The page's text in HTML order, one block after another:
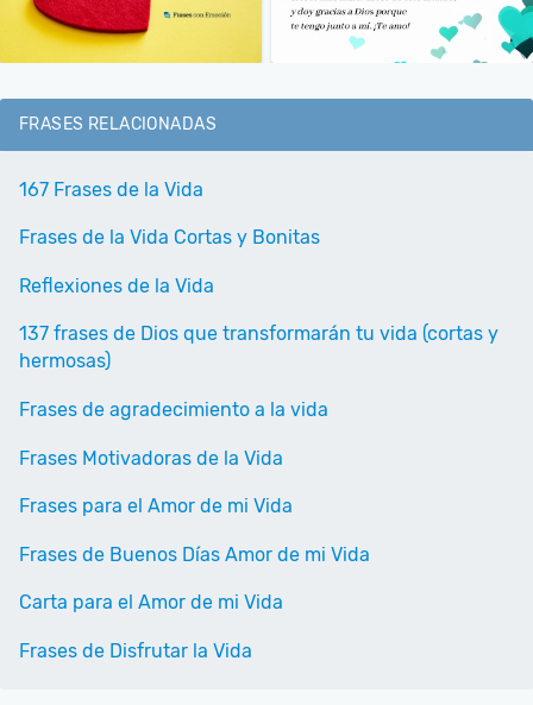
FRASES RELACIONADAS
167 Frases de la Vida
Frases de la Vida Cortas y Bonitas
Reflexiones de la Vida
137 frases de Dios que transformarán tu vida (cortas y
hermosas)
Frases de agradecimiento a la vida
Frases Motivadoras de la Vida
Frases para el Amor de mi Vida
Frases de Buenos Días Amor de mi Vida
Carta para el Amor de mi Vida
Frases de Disfrutar la Vida